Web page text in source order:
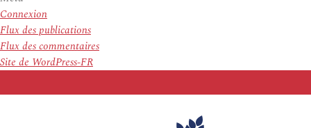
Connexion
Flux des publications
Flux des commentaires
Site de WordPress-FR